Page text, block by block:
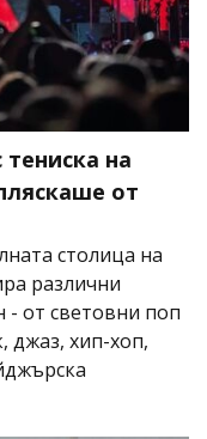
на
от
столица на
различни
- от световни поп
джаз, хип-хоп,